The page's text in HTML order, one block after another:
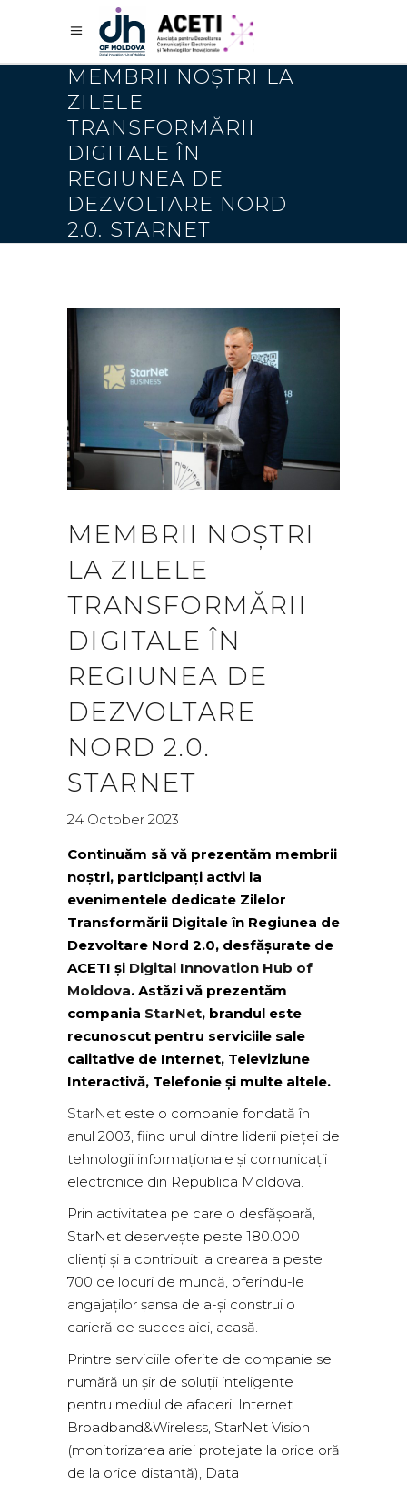
MEMBRII NOȘTRI LA
ZILELE
TRANSFORMĂRII
DIGITALE ÎN
REGIUNEA DE
DEZVOLTARE NORD
2.0. STARNET
MEMBRII NOȘTRI
LA ZILELE
TRANSFORMĂRII
DIGITALE ÎN
REGIUNEA DE
DEZVOLTARE
NORD 2.0.
STARNET
24 October 2023
Continuăm să vă prezentăm membrii
noștri, participanți activi la
evenimentele dedicate Zilelor
Transformării Digitale în Regiunea de
Dezvoltare Nord 2.0, desfășurate de
ACETI și Digital Innovation Hub of
Moldova. Astăzi vă prezentăm
compania StarNet, brandul este
recunoscut pentru serviciile sale
calitative de Internet, Televiziune
Interactivă, Telefonie și multe altele.
StarNet este o companie fondată în
anul 2003, fiind unul dintre liderii pieței de
tehnologii informaționale și comunicații
electronice din Republica Moldova.
Prin activitatea pe care o desfășoară,
StarNet deservește peste 180.000
clienți și a contribuit la crearea a peste
700 de locuri de muncă, oferindu-le
angajaților șansa de a-și construi o
carieră de succes aici, acasă.
Printre serviciile oferite de companie se
numără un șir de soluții inteligente
pentru mediul de afaceri: Internet
Broadband&Wireless, StarNet Vision
(monitorizarea ariei protejate la orice oră
de la orice distanță), Data